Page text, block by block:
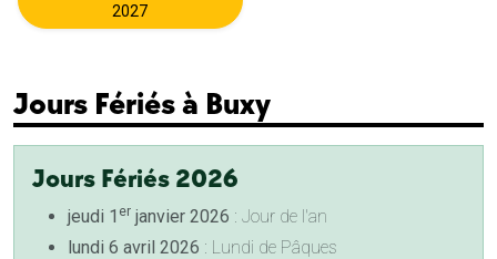
2027
Jours Fériés à Buxy
Jours Fériés 2026
jeudi 1 er janvier 2026 : Jour de l'an
lundi 6 avril 2026 : Lundi de Pâques